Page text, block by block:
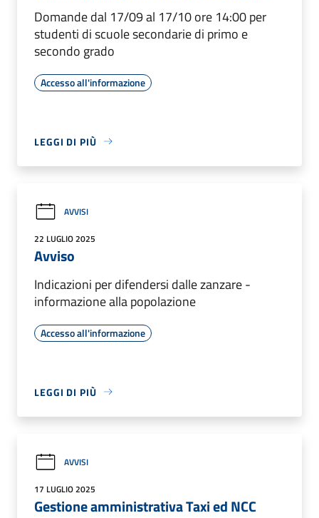
Domande dal 17/09 al 17/10 ore 14:00 per
studenti di scuole secondarie di primo e
secondo grado
Accesso all'informazione
LEGGI DI PIÙ
AVVISI
22 LUGLIO 2025
Avviso
Indicazioni per difendersi dalle zanzare -
informazione alla popolazione
Accesso all'informazione
LEGGI DI PIÙ
AVVISI
17 LUGLIO 2025
Gestione amministrativa Taxi ed NCC